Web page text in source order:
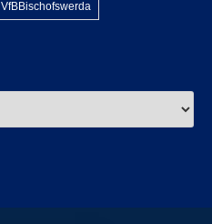
VfBBischofswerda